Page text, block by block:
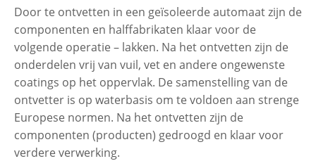
Door te ontvetten in een geïsoleerde automaat zijn de
componenten en halffabrikaten klaar voor de
volgende operatie – lakken. Na het ontvetten zijn de
onderdelen vrij van vuil, vet en andere ongewenste
coatings op het oppervlak. De samenstelling van de
ontvetter is op waterbasis om te voldoen aan strenge
Europese normen. Na het ontvetten zijn de
componenten (producten) gedroogd en klaar voor
verdere verwerking.